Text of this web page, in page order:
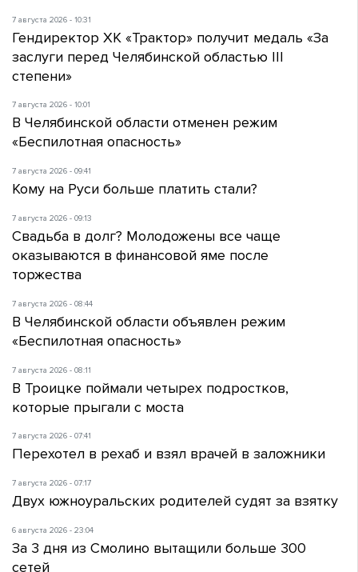
7 августа 2026 - 10:31
Гендиректор ХК «Трактор» получит медаль «За
заслуги перед Челябинской областью III
степени»
7 августа 2026 - 10:01
В Челябинской области отменен режим
«Беспилотная опасность»
7 августа 2026 - 09:41
Кому на Руси больше платить стали?
7 августа 2026 - 09:13
Свадьба в долг? Молодожены все чаще
оказываются в финансовой яме после
торжества
7 августа 2026 - 08:44
В Челябинской области объявлен режим
«Беспилотная опасность»
7 августа 2026 - 08:11
В Троицке поймали четырех подростков,
которые прыгали с моста
7 августа 2026 - 07:41
Перехотел в рехаб и взял врачей в заложники
7 августа 2026 - 07:17
Двух южноуральских родителей судят за взятку
6 августа 2026 - 23:04
За 3 дня из Смолино вытащили больше 300
сетей